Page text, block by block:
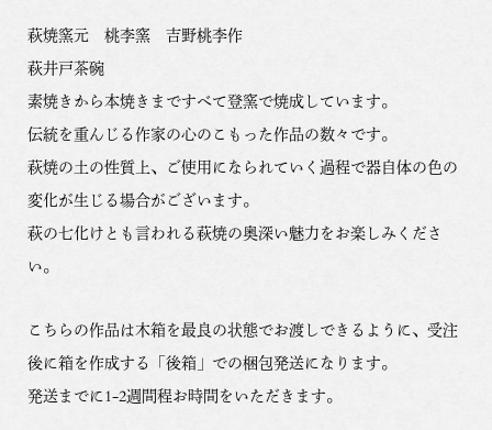
萩焼窯元 桃李窯 吉野桃李作
萩井戸茶碗
素焼きから本焼きまですべて登窯で焼成しています。
伝統を重んじる作家の心のこもった作品の数々です。
萩焼の土の性質上、ご使用になられていく過程で器自体の色の
変化が生じる場合がございます。
萩の七化けとも言われる萩焼の奥深い魅力をお楽しみくださ
い。
こちらの作品は木箱を最良の状態でお渡しできるように、受注
後に箱を作成する「後箱」での梱包発送になります。
発送までに1-2週間程お時間をいただきます。